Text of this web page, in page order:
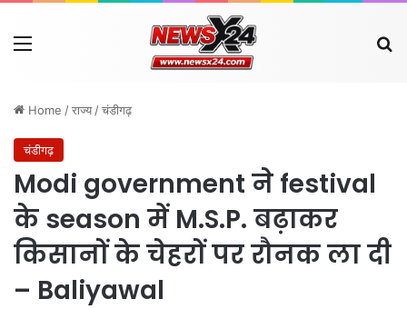
Menu
Home /राज्य /चंडीगढ़
चंडीगढ़
Modi government ने festival
के season में M.S.P. बढ़ाकर
किसानों के चेहरों पर रौनक ला दी
– Baliyawal